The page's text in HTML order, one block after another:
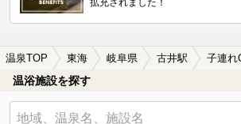
拡充されました！
温泉TOP 東海 岐阜県 古井駅
温浴施設を探す